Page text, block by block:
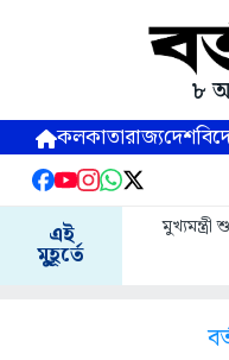
৮
কলকাতারাজ্যদেশ
এই
মুহূর্তে